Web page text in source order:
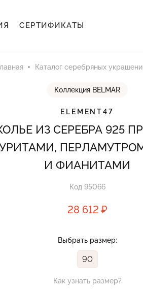
СЕРТИФИКАТЫ
Каталог серебряных
Коллекция BELMAR
ELEMENT47
ИЗ СЕРЕБРА 925
И ФИАНИТАМИ
Код 95066
28 612 ₽
Выбрать размер:
90
Как узнать размер?